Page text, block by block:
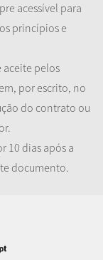
acessível para
princípios e
aceite pelos
, por escrito, no
do contrato ou
10 dias após a
documento.